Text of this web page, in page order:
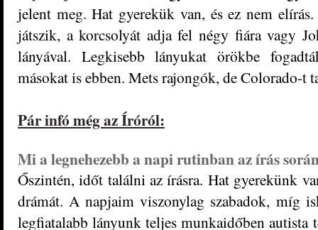
jelent meg. Hat gyerekük van, és ez nem
játszik, a korcsolyát adja fel négy fiára vagy
lányával. Legkisebb lányukat örökbe
másokat is ebben. Mets rajongók, de Colorado-t
Pár infó még az Íróról:
Mi a legnehezebb a napi rutinban az írás
Őszintén, időt találni az írásra. Hat gyerekünk
drámát. A napjaim viszonylag szabadok, míg
legfiatalabb lányunk teljes munkaidőben autista